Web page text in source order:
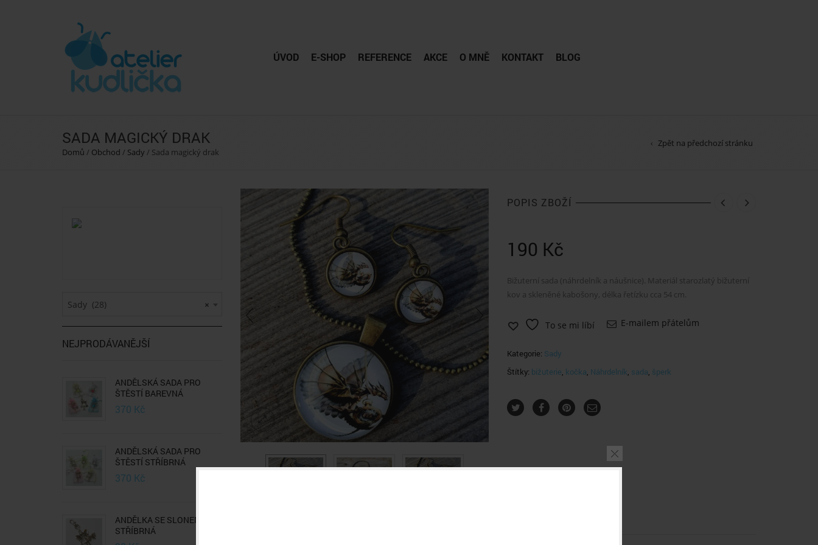
ÚVOD E-SHOP REFERENCE AKCE O MNĚ KONTAKT BLOG
SADA MAGICKÝ DRAK
Domů / Obchod / Sady / Sada magický drak
Zpět na předchozí stránku
POPIS ZBOŽÍ
190 Kč
Bižuterní sada (náhrdelník a náušnice). Materiál starozlatý bižuterní
kov a skleněné kabošony, délka řetízku cca 54 cm.
To se mi líbí E-mailem přátelům
Kategorie: Sady
Štítky: bižuterie, kočka, Náhrdelník, sada, šperk
×
Sady (28)
NEJPRODÁVANĚJŠÍ
ANDĚLSKÁ SADA PRO
ŠTĚSTÍ BAREVNÁ
370 Kč
ANDĚLSKÁ SADA PRO
ŠTĚSTÍ STŘÍBRNÁ
370 Kč
ANDĚLKA SE SLONEM
STŘÍBRNÁ